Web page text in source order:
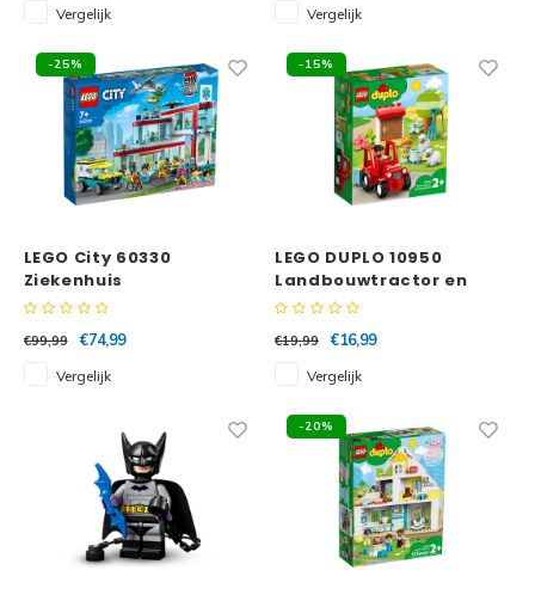
Vergelijk
Vergelijk
-25%
LEGO City 60330
Ziekenhuis
€99,99
€74,99
Vergelijk
-15%
LEGO DUPLO 10950
Landbouwtractor en
dieren verzorgen
€19,99
€16,99
Vergelijk
-20%